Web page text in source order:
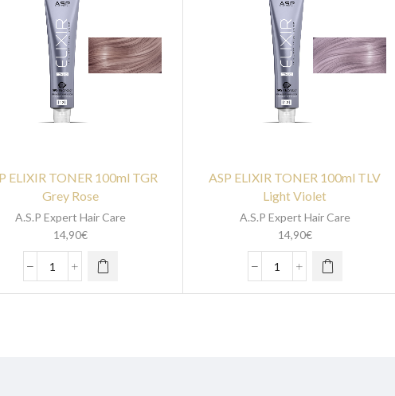
ELIXIR TONER 100ml TGR
Grey Rose
A.S.P Expert Hair Care
14,90€
ASP ELIXIR TONER 100ml TLV
Light Violet
A.S.P Expert Hair Care
14,90€